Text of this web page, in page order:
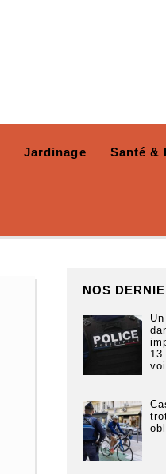
Jardinage Santé &
NOS